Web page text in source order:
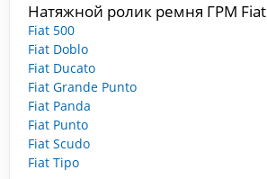
Натяжной ролик ремня ГРМ Fiat
Fiat 500
Fiat Doblo
Fiat Ducato
Fiat Grande Punto
Fiat Panda
Fiat Punto
Fiat Scudo
Fiat Tipo